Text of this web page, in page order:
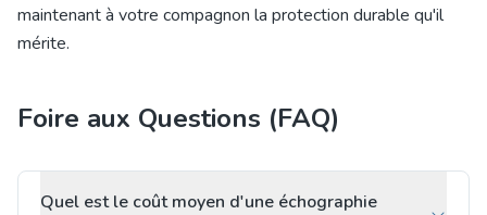
maintenant à votre compagnon la protection durable qu'il
mérite.
Foire aux Questions (FAQ)
Quel est le coût moyen d'une échographie